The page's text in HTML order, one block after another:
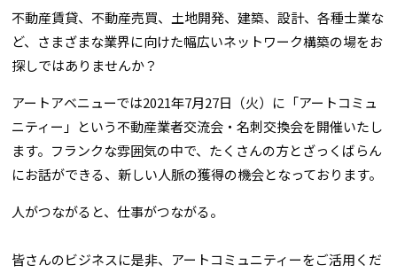
不動産賃貸、不動産売買、土地開発、建築、設計、各種士業な
ど、さまざまな業界に向けた幅広いネットワーク構築の場をお
探しではありませんか？
アートアベニューでは2021年7月27日（火）に「アートコミュ
ニティー」という不動産業者交流会・名刺交換会を開催いたし
ます。フランクな雰囲気の中で、たくさんの方とざっくばらん
にお話ができる、新しい人脈の獲得の機会となっております。
人がつながると、仕事がつながる。
皆さんのビジネスに是非、アートコミュニティーをご活用くだ